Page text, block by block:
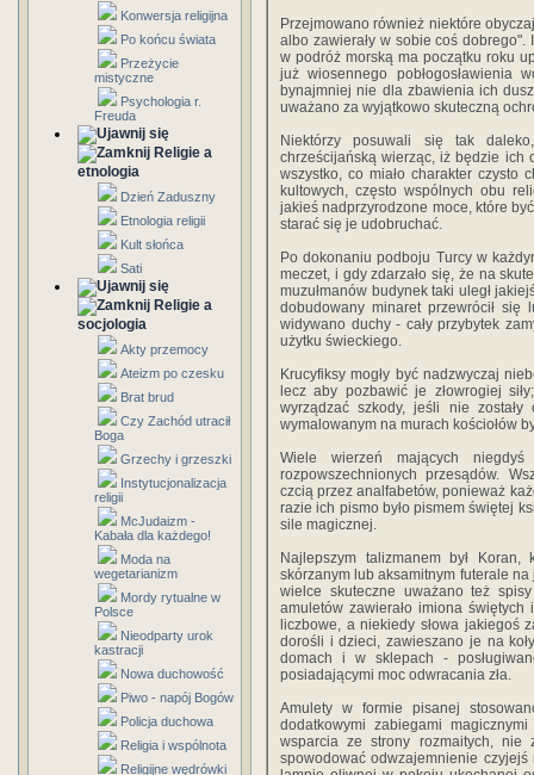
Konwersja religijna
Po końcu świata
Przeżycie
mistyczne
Psychologia r.
Freuda
Religie a
etnologia
Dzień Zaduszny
Etnologia religii
Kult słońca
Sati
Religie a
socjologia
Akty przemocy
Ateizm po czesku
Brat brud
Czy Zachód utracił
Boga
Grzechy i grzeszki
Instytucjonalizacja
religii
McJudaizm -
Kabała dla każdego!
Moda na
wegetarianizm
Mordy rytualne w
Polsce
Nieodparty urok
kastracji
Nowa duchowość
Piwo - napój Bogów
Policja duchowa
Religia i wspólnota
Religijne wędrówki
Przejmowano również niektóre
albo zawierały w sobie coś dobrego".
w podróż morską ma początku roku
już wiosennego pobłogosławienia
bynajmniej nie dla zbawienia ich
uważano za wyjątkowo skuteczną
Niektórzy posuwali się tak
chrześcijańską wierząc, iż będzie ich
wszystko, co miało charakter czysto
kultowych, często wspólnych obu
jakieś nadprzyrodzone moce, które
starać się je udobruchać.
Po dokonaniu podboju Turcy w
meczet, i gdy zdarzało się, że na
muzułmanów budynek taki uległ
dobudowany minaret przewrócił się
widywano duchy - cały przybytek
użytku świeckiego.
Krucyfiksy mogły być nadzwyczaj
lecz aby pozbawić je złowrogiej
wyrządzać szkody, jeśli nie
wymalowanym na murach kościołów
Wiele wierzeń mających
rozpowszechnionych przesądów.
czcią przez analfabetów, ponieważ
razie ich pismo było pismem świętej
sile magicznej.
Najlepszym talizmanem był
skórzanym lub aksamitnym futerale
wielce skuteczne uważano też
amuletów zawierało imiona
liczbowe, a niekiedy słowa jakiegoś
dorośli i dzieci, zawieszano je na
domach i w sklepach -
posiadającymi moc odwracania zła.
Amulety w formie pisanej
dodatkowymi zabiegami
wsparcia ze strony rozmaitych, nie
spowodować odwzajemnienie